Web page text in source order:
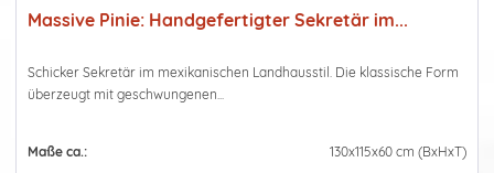
Massive Pinie: Handgefertigter Sekretär im...
Schicker Sekretär im mexikanischen Landhausstil. Die klassische Form
überzeugt mit geschwungenen...
Maße ca.: 130x115x60 cm (BxHxT)